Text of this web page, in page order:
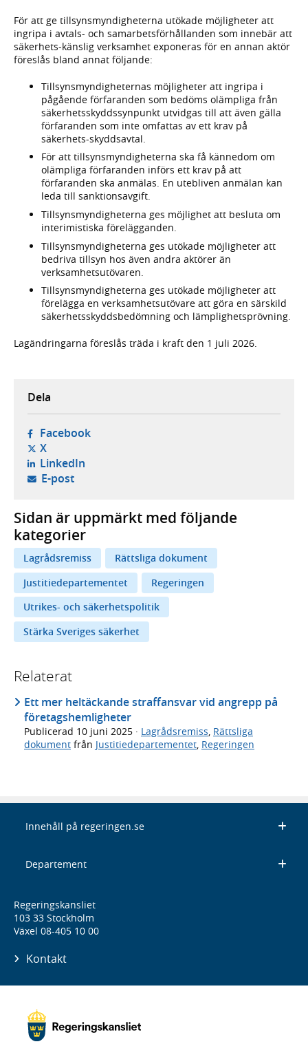
För att ge tillsynsmyndigheterna utökade möjligheter att
ingripa i avtals- och samarbetsförhållanden som innebär att
säkerhets-känslig verksamhet exponeras för en annan aktör
föreslås bland annat följande:
Tillsynsmyndigheternas möjligheter att ingripa i
pågående förfaranden som bedöms olämpliga från
säkerhetsskyddssynpunkt utvidgas till att även gälla
förfaranden som inte omfattas av ett krav på
säkerhets-skyddsavtal.
För att tillsynsmyndigheterna ska få kännedom om
olämpliga förfaranden införs ett krav på att
förfaranden ska anmälas. En utebliven anmälan kan
leda till sanktionsavgift.
Tillsynsmyndigheterna ges möjlighet att besluta om
interimistiska förelägganden.
Tillsynsmyndigheterna ges utökade möjligheter att
bedriva tillsyn hos även andra aktörer än
verksamhetsutövaren.
Tillsynsmyndigheterna ges utökade möjligheter att
förelägga en verksamhetsutövare att göra en särskild
säkerhetsskyddsbedömning och lämplighetsprövning.
Lagändringarna föreslås träda i kraft den 1 juli 2026.
Dela
Facebook- öppnas i ny flik, extern webbplats,
X- öppnas i ny flik, extern webbplats,
LinkedIn- öppnas i ny flik, extern webbplats,
E-post- öppnar din e-postklient,
Sidan är uppmärkt med följande
kategorier
Lagrådsremiss
Rättsliga dokument
Justitiedepartementet
Regeringen
Utrikes- och säkerhetspolitik
Stärka Sveriges säkerhet
Relaterat
Ett mer heltäckande straffansvar vid angrepp på
företagshemligheter
Publicerad 10 juni 2025 · Lagrådsremiss Rättsliga
dokument från Justitiedepartementet Regeringen
Innehåll på regeringen.se
Departement
Regeringskansliet
103 33 Stockholm
Växel 08-405 10 00
Kontakt